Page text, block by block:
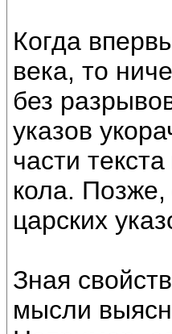
Когда
века, то
без
указов
части
кола. Позже,
царских
Зная
мысли